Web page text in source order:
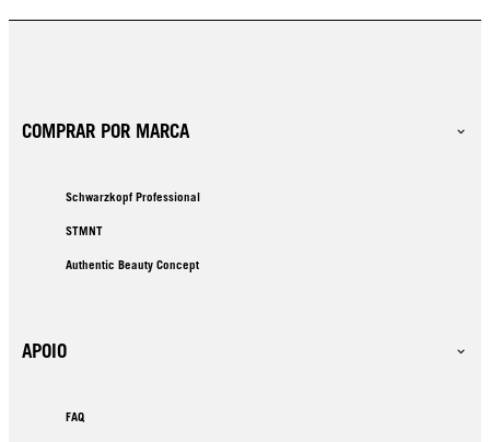
COMPRAR POR MARCA
Schwarzkopf Professional
STMNT
Authentic Beauty Concept
APOIO
FAQ